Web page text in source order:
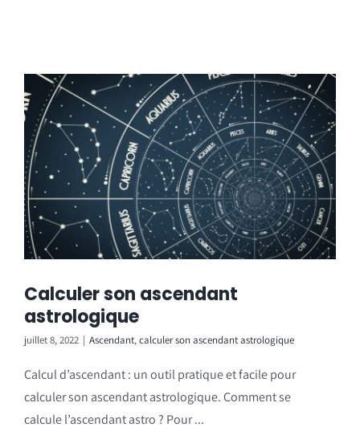
Calculer son ascendant
astrologique
juillet 8, 2022 | Ascendant,calculer son ascendant astrologique
Calcul d’ascendant : un outil pratique et facile pour
calculer son ascendant astrologique. Comment se
calcule l’ascendant astro ? Pour ...